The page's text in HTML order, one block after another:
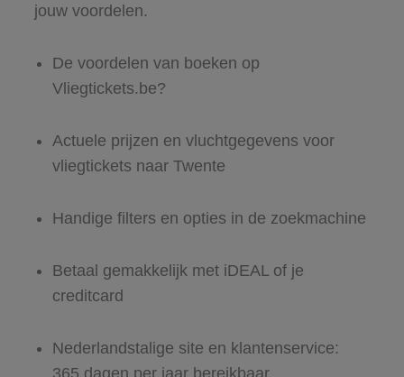
jouw voordelen.
De voordelen van boeken op
Vliegtickets.be?
Actuele prijzen en vluchtgegevens voor
vliegtickets naar Twente
Handige filters en opties in de zoekmachine
Betaal gemakkelijk met iDEAL of je
creditcard
Nederlandstalige site en klantenservice:
365 dagen per jaar bereikbaar